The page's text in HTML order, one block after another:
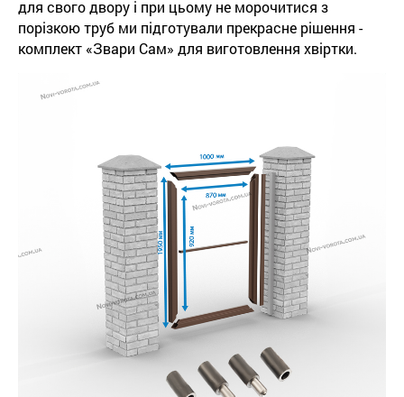
для свого двору і при цьому не морочитися з
порізкою труб ми підготували прекрасне рішення -
комплект «Звари Сам» для виготовлення хвіртки.